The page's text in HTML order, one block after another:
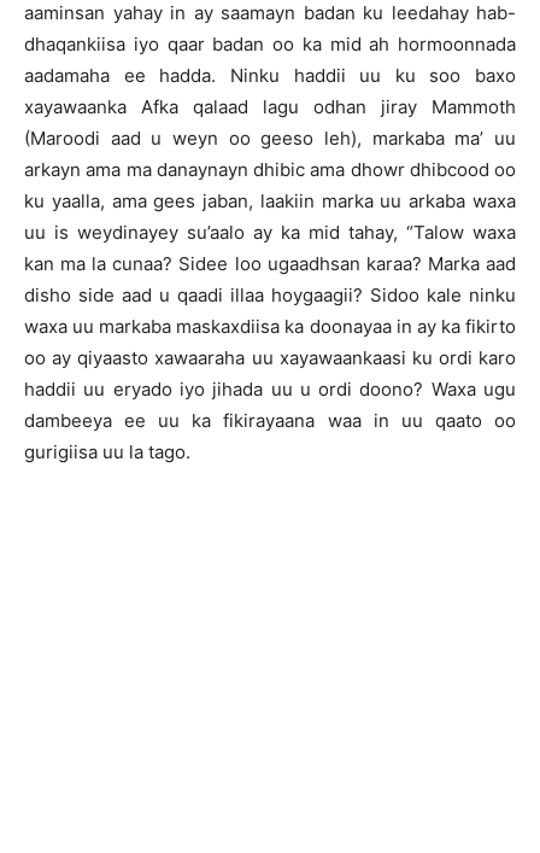
aaminsan yahay in ay saamayn badan ku leedahay hab-
dhaqankiisa iyo qaar badan oo ka mid ah hormoonnada
aadamaha ee hadda. Ninku haddii uu ku soo baxo
xayawaanka Afka qalaad lagu odhan jiray Mammoth
(Maroodi aad u weyn oo geeso leh), markaba ma’ uu
arkayn ama ma danaynayn dhibic ama dhowr dhibcood oo
ku yaalla, ama gees jaban, laakiin marka uu arkaba waxa
uu is weydinayey su’aalo ay ka mid tahay, “Talow waxa
kan ma la cunaa? Sidee loo ugaadhsan karaa? Marka aad
disho side aad u qaadi illaa hoygaagii? Sidoo kale ninku
waxa uu markaba maskaxdiisa ka doonayaa in ay ka fikirto
oo ay qiyaasto xawaaraha uu xayawaankaasi ku ordi karo
haddii uu eryado iyo jihada uu u ordi doono? Waxa ugu
dambeeya ee uu ka fikirayaana waa in uu qaato oo
gurigiisa uu la tago.